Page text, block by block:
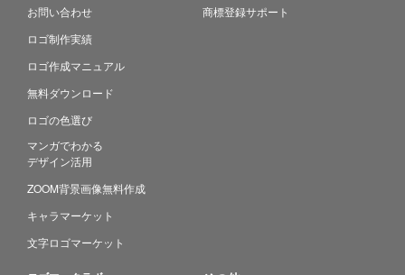
お問い合わせ
ロゴ制作実績
ロゴ作成マニュアル
無料ダウンロード
ロゴの色選び
マンガでわかる
デザイン活用
ZOOM背景画像無料作成
キャラマーケット
文字ロゴマーケット
商標登録サポート